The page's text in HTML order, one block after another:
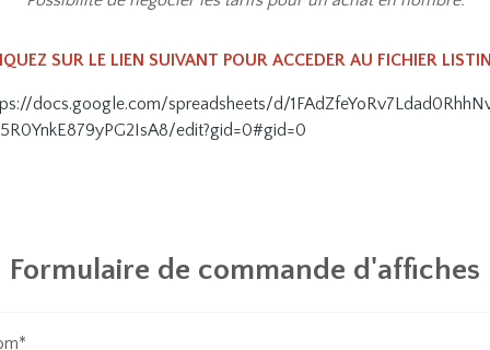
SUR LE LIEN SUIVANT POUR ACCEDER AU FICHIER
docs.google.com/spreadsheets/d/
edit?gid=0#gid=0
Formulaire de commande d'affiches